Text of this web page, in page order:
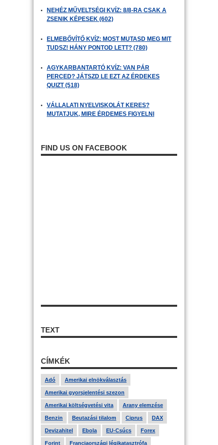
NEHÉZ MŰVELTSÉGI KVÍZ: 8/8-RA CSAK A
ZSENIK KÉPESEK (602)
ELMEBŐVÍTŐ KVÍZ: MOST MUTASD MEG MIT
TUDSZ! HÁNY PONTOD LETT? (780)
AGYKARBANTARTÓ KVÍZ: VAN PÁR
PERCED? JÁTSZD LE EZT AZ ÉRDEKES
QUIZT (518)
VÁLLALATI NYELVISKOLÁT KERES?
MUTATJUK, MIRE ÉRDEMES FIGYELNI
FIND US ON FACEBOOK
TEXT
CÍMKÉK
Adó Amerikai elnökválasztás
Amerikai gyorsjelentési szezon
Amerikai költségvetési vita Arany elemzése
Benzin Beutazási tilalom Ciprus DAX
Devizahitel Ebola EU-Csúcs Forex
Forint Franciaországi légikatasztrófa